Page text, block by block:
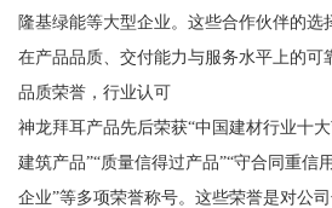
隆基绿能等大型企业。这些合作伙伴的选
在产品品质、交付能力与服务水平上的可
品质荣誉，行业认可
神龙拜耳产品先后荣获“中国建材行业十
建筑产品”“质量信得过产品”“守合同重信
企业”等多项荣誉称号。这些荣誉是对公